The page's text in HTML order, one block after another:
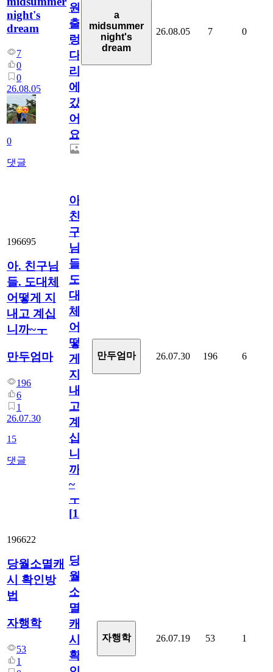
night's
dream
7
0
0
26.08.05
0
댓글
원
출
렁
다
리
에
갔
어
요.
a
midsummer
night's
dream
26.08.05 7 0
196695
아. 친구님
들. 도대체
어떻게 지
내고 계십
니까~ㅜ
만두엄마
196
6
1
26.07.30
15
댓글
아.
친
구
님
들.
도
대
체
어
떻
게
지
내
고
계
십
니
까
~
ㅜ
[15
만두엄마 26.07.30 196 6
196622
당월소멸캐
시 확인방
법
자행학
53
1
당
월
소
멸
캐
시
확
자행학 26.07.19 53 1